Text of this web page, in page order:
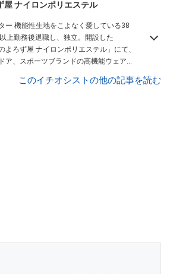
屋 ナイロンポリエステル
いる38
上勤務後退職し、独立。開設した
よろず屋 ナイロンポリエステル」にて、
ア、スポーツブランドの高機能ウェアを
このイチオシストの他の記事を読む